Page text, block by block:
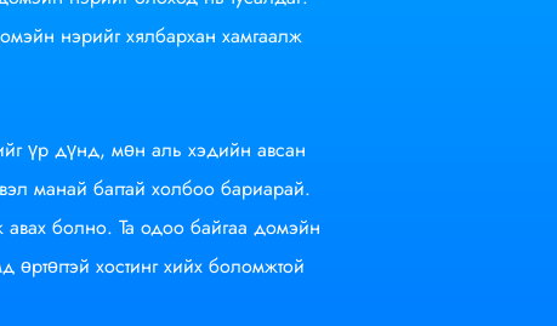
нэрийг хялбархан хамгаалж
үр дүнд, мөн аль хэдийн авсан
манай багтай холбоо бариарай.
болно. Та одоо байгаа домэйн
хостинг хийх боломжтой